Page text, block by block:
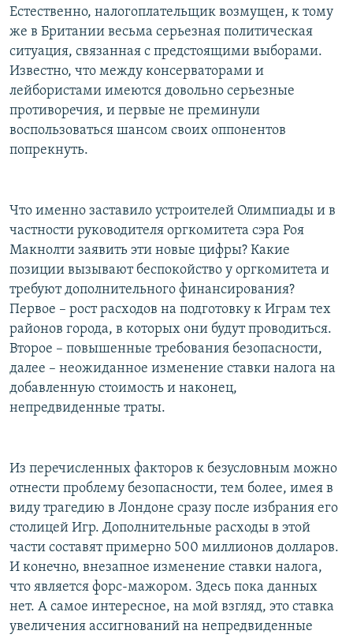
Естественно, налогоплательщик возмущен, к тому
же в Британии весьма серьезная политическая
ситуация, связанная с предстоящими выборами.
Известно, что между консерваторами и
лейбористами имеются довольно серьезные
противоречия, и первые не преминули
воспользоваться шансом своих оппонентов
попрекнуть.
Что именно заставило устроителей Олимпиады и в
частности руководителя оргкомитета сэра Роя
Макнолти заявить эти новые цифры? Какие
позиции вызывают беспокойство у оргкомитета и
требуют дополнительного финансирования?
Первое – рост расходов на подготовку к Играм тех
районов города, в которых они будут проводиться.
Второе – повышенные требования безопасности,
далее – неожиданное изменение ставки налога на
добавленную стоимость и наконец,
непредвиденные траты.
Из перечисленных факторов к безусловным можно
отнести проблему безопасности, тем более, имея в
виду трагедию в Лондоне сразу после избрания его
столицей Игр. Дополнительные расходы в этой
части составят примерно 500 миллионов долларов.
И конечно, внезапное изменение ставки налога,
что является форс-мажором. Здесь пока данных
нет. А самое интересное, на мой взгляд, это ставка
увеличения ассигнований на непредвиденные